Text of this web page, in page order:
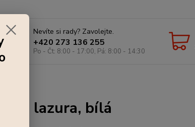
Nevíte si rady? Zavolejte.
+420 273 136 255
Po - Čt: 8:00 - 17:00, Pá: 8:00 - 14:30
- lazura, bílá